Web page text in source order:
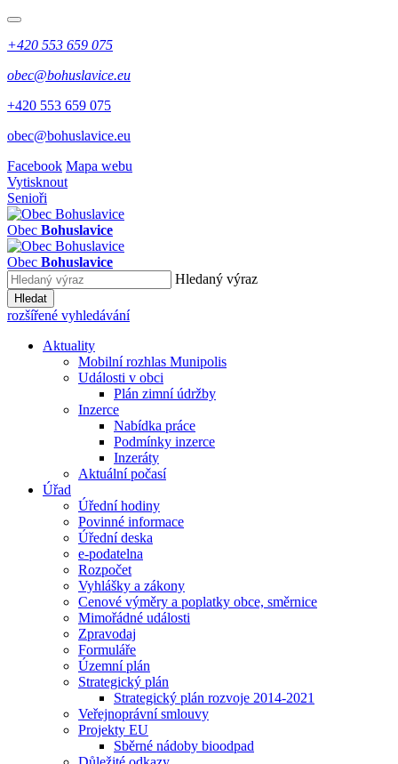
+420 553 659 075
obec@bohuslavice.eu
+420 553 659 075
obec@bohuslavice.eu
Facebook Mapa webu
Vytisknout
Senioři
Obec Bohuslavice
Obec Bohuslavice
Hledaný výraz
Hledat
rozšířené vyhledávání
Aktuality
Mobilní rozhlas Munipolis
Události v obci
Plán zimní údržby
Inzerce
Nabídka práce
Podmínky inzerce
Inzeráty
Aktuální počasí
Úřad
Úřední hodiny
Povinné informace
Úřední deska
e-podatelna
Rozpočet
Vyhlášky a zákony
Cenové výměry a poplatky obce, směrnice
Mimořádné události
Zpravodaj
Formuláře
Územní plán
Strategický plán
Strategický plán rozvoje 2014-2021
Veřejnoprávní smlouvy
Projekty EU
Sběrné nádoby bioodpad